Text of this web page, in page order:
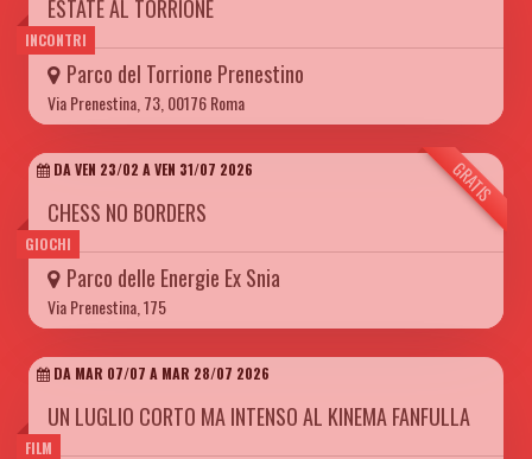
INCONTRI
ESTATE AL TORRIONE
Parco del Torrione Prenestino
Via Prenestina, 73, 00176 Roma
GIOCHI
GRATIS
DA VEN 23/02 A VEN 31/07 2026
CHESS NO BORDERS
Parco delle Energie Ex Snia
Via Prenestina, 175
FILM
DA MAR 07/07 A MAR 28/07 2026
UN LUGLIO CORTO MA INTENSO AL KINEMA FANFULLA